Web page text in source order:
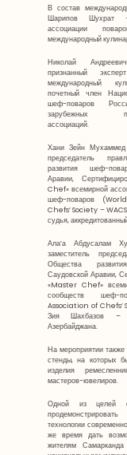
В состав
Шарипов Шухрат
ассоциации
международный
Николай
признанный
международный
почетный член
шеф-поваров
зарубежных
ассоциаций.
Хани Зейн
председатель
развития шеф-
Аравии,
Chef» всемирной
шеф-поваров
Chefs’ Society –
судья,
Ала’а Абдусалам
заместитель
Общества
Саудовской Аравии,
«Master Chef»
сообществ шеф-
Association of Chefs’
Зия Шахбазов –
Азербайджана.
На мероприятии
стенды, на которых
изделия
мастеров-ювелиров.
Одной из целей
технологии
же время дать
жителям Самарканда